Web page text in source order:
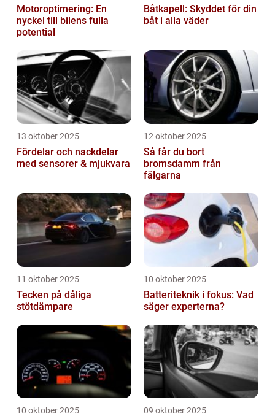
Motoroptimering: En
nyckel till bilens fulla
potential
Båtkapell: Skyddet för din
båt i alla väder
13 oktober 2025
Fördelar och nackdelar
med sensorer & mjukvara
12 oktober 2025
Så får du bort
bromsdamm från
fälgarna
11 oktober 2025
Tecken på dåliga
stötdämpare
10 oktober 2025
Batteriteknik i fokus: Vad
säger experterna?
10 oktober 2025 09 oktober 2025